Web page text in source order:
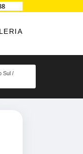
Sul